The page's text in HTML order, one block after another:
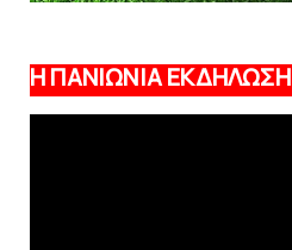
Η ΠΑΝΙΩΝΙΑ ΕΚΔΗΛΩΣΗ